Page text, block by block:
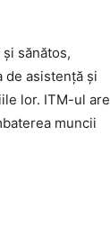
sănătos,
de asistență și
lor. ITM-ul are
muncii